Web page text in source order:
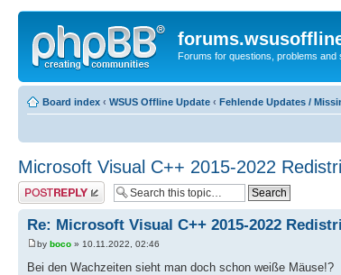
Forums for questions, problems and
Board index ‹ WSUS Offline Update ‹ Fehlende Updates /
Microsoft Visual C++ 2015-2022
Post a reply
Re: Microsoft Visual C++ 2015-2022
by boco » 10.11.2022, 02:46
Bei den Wachzeiten sieht man doch schon weiße Mäuse!?